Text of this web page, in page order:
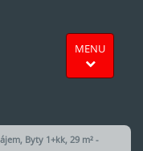
MENU
Byty 1+kk, 29 m² -